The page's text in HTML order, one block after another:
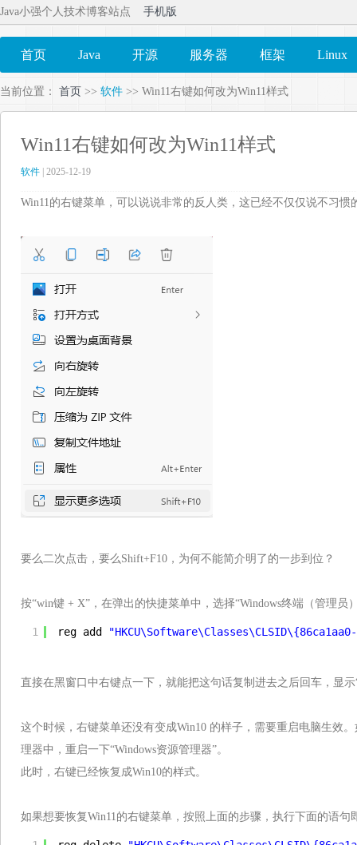
Java小强个人技术博客站点 手机版
首页 Java 开源 服务器 框架 Linux
当前位置： 首页 >> 软件 >> Win11右键如何改为Win11样式
Win11右键如何改为Win11样式
软件 | 2025-12-19
Win11的右键菜单，可以说说非常的反人类，这已经不仅仅说不习
要么二次点击，要么Shift+F10，为何不能简介明了的一步到位？
按“win键 + X”，在弹出的快捷菜单中，选择“Windows终端（管理员
1 reg add
直接在黑窗口中右键点一下，就能把这句话复制进去之后回车，显示
这个时候，右键菜单还没有变成Win10 的样子，需要重启电脑生效
理器中，重启一下“Windows资源管理器”。
此时，右键已经恢复成Win10的样式。
如果想要恢复Win11的右键菜单，按照上面的步骤，执行下面的语句